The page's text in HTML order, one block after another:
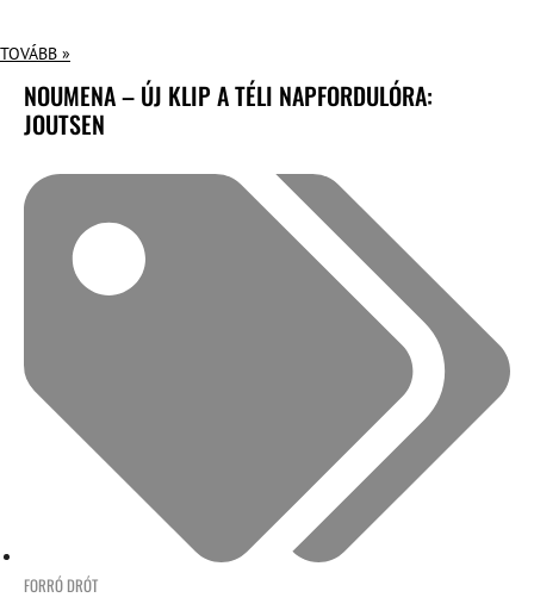
TOVÁBB »
NOUMENA – ÚJ KLIP A TÉLI NAPFORDULÓRA:
JOUTSEN
FORRÓ DRÓT